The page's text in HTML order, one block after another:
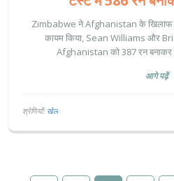
Zimbabwe ने Afghanistan के खिलाफ
कायम किया, Sean Williams और
Afghanistan को 387 रन बनाकर
आगे पढ़ें
श्रेणियाँ: खेल